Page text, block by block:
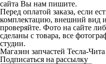
сайта Вы нам пишите.
Перед оплатой заказа, если
комплектацию, внешний вид
проверяйте. Фото на сайте
сделаны с товара, все
студии.
Магазин запчастей Тесла-Чита
Подписаться на рассылку